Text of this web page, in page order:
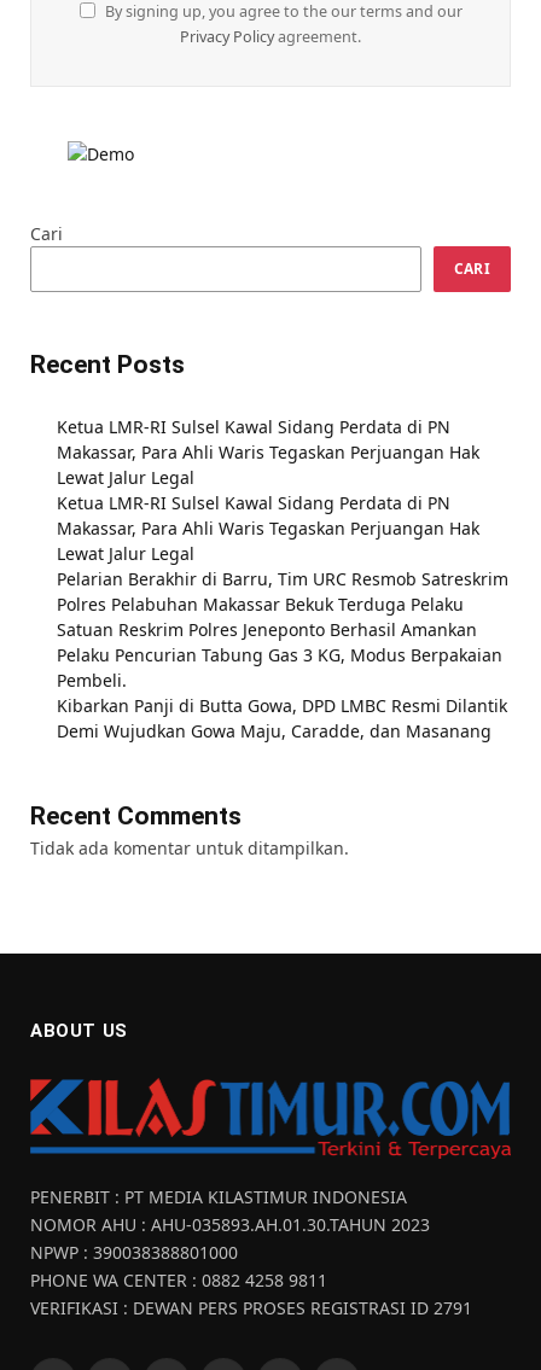
By signing up, you agree to the our terms and our
Privacy Policyagreement.
Cari
CARI
Recent Posts
Ketua LMR-RI Sulsel Kawal Sidang Perdata di PN
Makassar, Para Ahli Waris Tegaskan Perjuangan Hak
Lewat Jalur Legal
Ketua LMR-RI Sulsel Kawal Sidang Perdata di PN
Makassar, Para Ahli Waris Tegaskan Perjuangan Hak
Lewat Jalur Legal
Pelarian Berakhir di Barru, Tim URC Resmob Satreskrim
Polres Pelabuhan Makassar Bekuk Terduga Pelaku
Satuan Reskrim Polres Jeneponto Berhasil Amankan
Pelaku Pencurian Tabung Gas 3 KG, Modus Berpakaian
Pembeli.
Kibarkan Panji di Butta Gowa, DPD LMBC Resmi Dilantik
Demi Wujudkan Gowa Maju, Caradde, dan Masanang
Recent Comments
Tidak ada komentar untuk ditampilkan.
ABOUT US
PENERBIT : PT MEDIA KILASTIMUR INDONESIA
NOMOR AHU : AHU-035893.AH.01.30.TAHUN 2023
NPWP : 390038388801000
PHONE WA CENTER : 0882 4258 9811
VERIFIKASI : DEWAN PERS PROSES REGISTRASI ID 2791